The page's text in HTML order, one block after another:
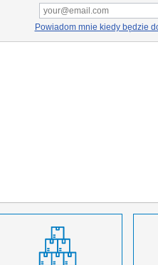
Powiadom mnie kiedy będzie